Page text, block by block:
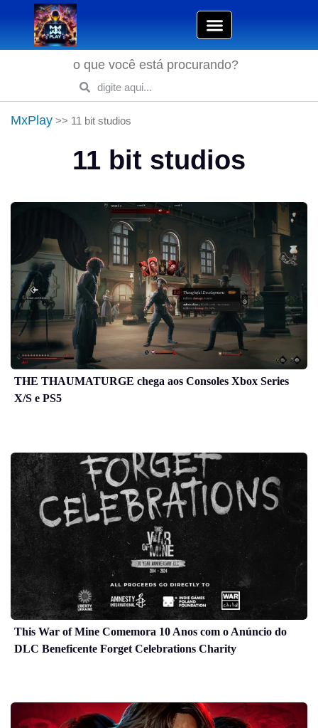
o que você está procurando?
MxPlay >> 11 bit studios
11 bit studios
THE THAUMATURGE chega aos Consoles Xbox Series
X/S e PS5
This War of Mine Comemora 10 Anos com o Anúncio do
DLC Beneficente Forget Celebrations Charity